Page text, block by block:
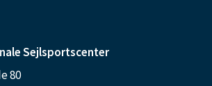
Sejlsportscenter
80